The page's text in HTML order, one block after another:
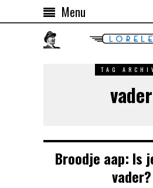
Menu
TAG
vader
Broodje aap: Is
vader?